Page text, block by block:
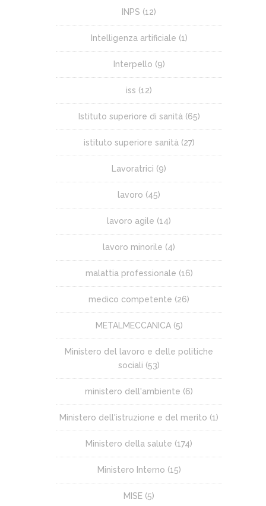
INPS (12)
Intelligenza artificiale (1)
Interpello (9)
iss (12)
Istituto superiore di sanità (65)
istituto superiore sanità (27)
Lavoratrici (9)
lavoro (45)
lavoro agile (14)
lavoro minorile (4)
malattia professionale (16)
medico competente (26)
METALMECCANICA(5)
Ministero del lavoro e delle politiche
sociali (53)
ministero dell'ambiente (6)
Ministero dell'istruzione e del merito (1)
Ministero della salute (174)
Ministero Interno (15)
MISE (5)